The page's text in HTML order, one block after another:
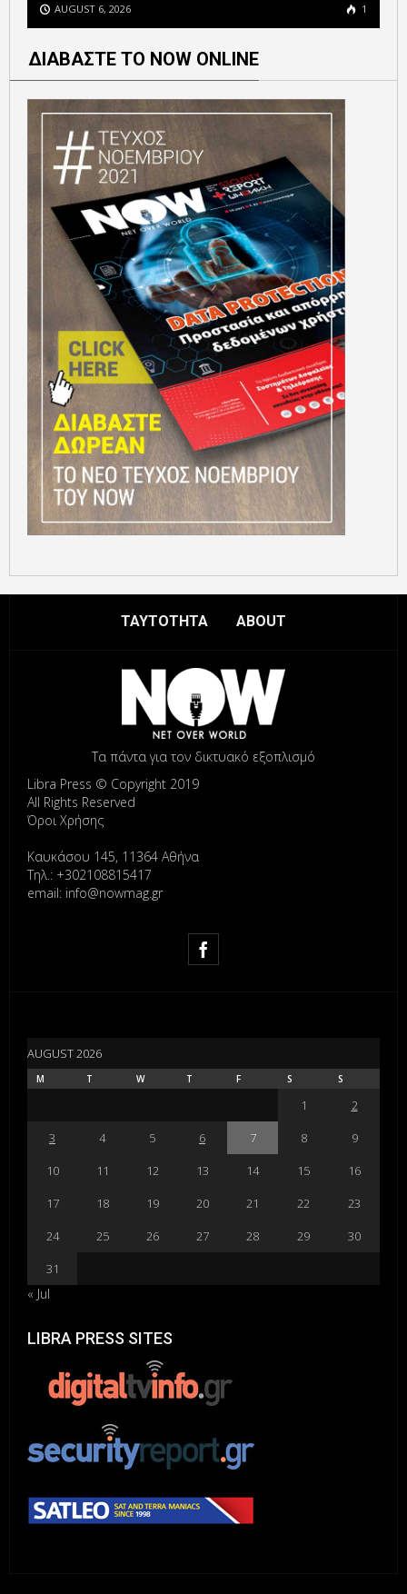
AUGUST 6, 2026 1
ΔΙΑΒΑΣΤΕ ΤΟ NOW ONLINE
ΤΑΥΤΟΤΗΤΑ ABOUT
Τα πάντα για τον δικτυακό εξοπλισμό
Libra Press © Copyright 2019
All Rights Reserved
Όροι Χρήσης
Καυκάσου 145, 11364 Αθήνα
Τηλ.: +302108815417
email: info@nowmag.gr
AUGUST 2026
M T W T F S S
1
2
3
4 5 6 7 8
9
10
11 12 13 14 15
16
17
18 19 20 21 22
23
24
25 26 27 28 29
30
31
« Jul
LIBRA PRESS SITES